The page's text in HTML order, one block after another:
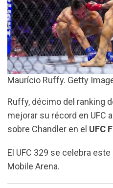
Maurício Ruffy. Getty
Ruffy, décimo del ranking
mejorar su récord en UFC
sobre Chandler en el UFC
El UFC 329 se celebra
Mobile Arena.